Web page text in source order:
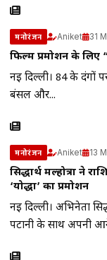
मनोरंजन Aniket 31
फिल्म प्रमोशन के लिए
नई दिल्ली। 84 के दंगों
बंसल और...
मनोरंजन Aniket 13
सिद्धार्थ मल्होत्रा ने
‘योद्धा’ का प्रमोशन
नई दिल्ली। अभिनेता
पटानी के साथ अपनी